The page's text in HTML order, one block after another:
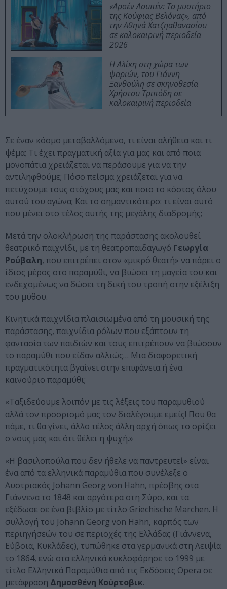
«Αρσέν Λουπέν: Το μυστήριο
της Κούφιας Βελόνας», από
την Αθηνά Χατζηαθανασίου
σε καλοκαιρινή περιοδεία
2026
Η Αλίκη στη χώρα των
ψαριών, του Γιάννη
Ξανθούλη σε σκηνοθεσία
Χρήστου Τριπόδη σε
καλοκαιρινή περιοδεία
Σε έναν κόσμο μεταβαλλόμενο, τι είναι αλήθεια και τι
ψέμα; Τι έχει πραγματική αξία για μας και από ποια
μονοπάτια χρειάζεται να περάσουμε για να την
αντιληφθούμε; Πόσο πείσμα χρειάζεται για να
πετύχουμε τους στόχους μας και ποιο το κόστος όλου
αυτού του αγώνα; Και το σημαντικότερο: τι είναι αυτό
που μένει στο τέλος αυτής της μεγάλης διαδρομής;
Μετά την ολοκλήρωση της παράστασης ακολουθεί
θεατρικό παιχνίδι, με τη θεατροπαιδαγωγό Γεωργία
Ρούβαλη, που επιτρέπει στον «μικρό θεατή» να πάρει ο
ίδιος μέρος στο παραμύθι, να βιώσει τη μαγεία του και
ενδεχομένως να δώσει τη δική του τροπή στην εξέλιξη
του μύθου.
Κινητικά παιχνίδια πλαισιωμένα από τη μουσική της
παράστασης, παιχνίδια ρόλων που εξάπτουν τη
φαντασία των παιδιών και τους επιτρέπουν να βιώσουν
το παραμύθι που είδαν αλλιώς… Μια διαφορετική
πραγματικότητα βγαίνει στην επιφάνεια ή ένα
καινούριο παραμύθι;
«Ταξιδεύουμε λοιπόν με τις λέξεις του παραμυθιού
αλλά τον προορισμό μας τον διαλέγουμε εμείς! Που θα
πάμε, τι θα γίνει, άλλο τέλος άλλη αρχή όπως το ορίζει
ο νους μας και ότι θέλει η ψυχή.»
«Η βασιλοπούλα που δεν ήθελε να παντρευτεί» είναι
ένα από τα ελληνικά παραμύθια που συνέλεξε ο
Αυστριακός Johann Georg von Hahn, πρέσβης στα
Γιάννενα το 1848 και αργότερα στη Σύρο, και τα
εξέδωσε σε ένα βιβλίο με τίτλο Griechische Marchen. Η
συλλογή του Johann Georg von Hahn, καρπός των
περιηγήσεών του σε περιοχές της Ελλάδας (Γιάννενα,
Εύβοια, Κυκλάδες), τυπώθηκε στα γερμανικά στη Λειψία
το 1864, ενώ στα ελληνικά κυκλοφόρησε το 1999 με
τίτλο Ελληνικά Παραμύθια από τις Εκδόσεις Opera σε
μετάφραση Δημοσθένη Κούρτοβικ.